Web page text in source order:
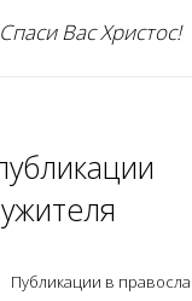
Спаси Вас Христос!
Публикации в